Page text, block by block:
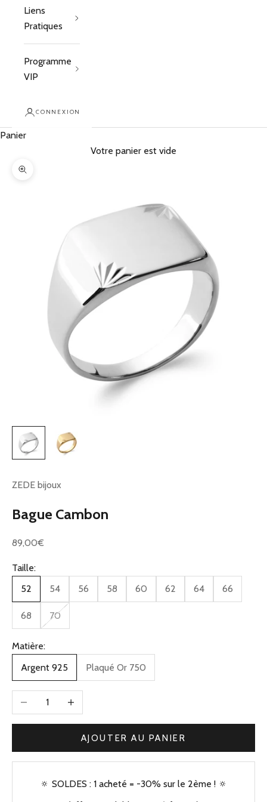
Liens
Pratiques
Programme
VIP
CONNEXION
Panier
Votre panier est vide
Zoomer sur l'image
ZEDE bijoux
Bague Cambon
Prix de vente
89,00€
Taille:
52
54 56 58 60 62 64 66
68 70
Matière:
Argent 925
Plaqué Or 750
Diminuer la quantitéAugmenter la quantité
AJOUTER AU PANIER
🔅 SOLDES : 1 acheté = -30% sur le 2ème ! 🔅